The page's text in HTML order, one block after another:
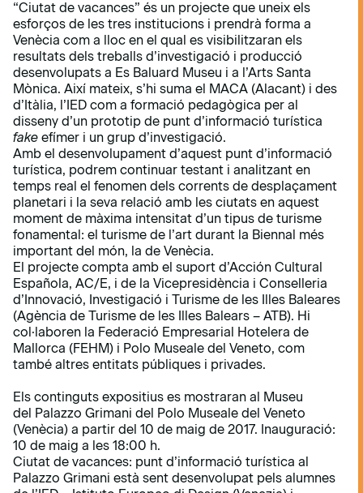
“Ciutat de vacances” és un projecte que uneix els
esforços de les tres institucions i prendrà forma a
Venècia com a lloc en el qual es visibilitzaran els
resultats dels treballs d’investigació i producció
desenvolupats a Es Baluard Museu i a l’Arts Santa
Mònica. Així mateix, s’hi suma el MACA (Alacant) i des
d’Itàlia, l’IED com a formació pedagògica per al
disseny d’un prototip de punt d’informació turística
fake efímer i un grup d’investigació.
Amb el desenvolupament d’aquest punt d’informació
turística, podrem continuar testant i analitzant en
temps real el fenomen dels corrents de desplaçament
planetari i la seva relació amb les ciutats en aquest
moment de màxima intensitat d’un tipus de turisme
fonamental: el turisme de l’art durant la Biennal més
important del món, la de Venècia.
El projecte compta amb el suport d’Acción Cultural
Española, AC/E, i de la Vicepresidència i Conselleria
d’Innovació, Investigació i Turisme de les Illes Baleares
(Agència de Turisme de les Illes Balears – ATB). Hi
col·laboren la Federació Empresarial Hotelera de
Mallorca (FEHM) i Polo Museale del Veneto, com
també altres entitats públiques i privades.
Els continguts expositius es mostraran al Museu
del Palazzo Grimani del Polo Museale del Veneto
(Venècia) a partir del 10 de maig de 2017. Inauguració:
10 de maig a les 18:00 h.
Ciutat de vacances: punt d’informació turística al
Palazzo Grimani està sent desenvolupat pels alumnes